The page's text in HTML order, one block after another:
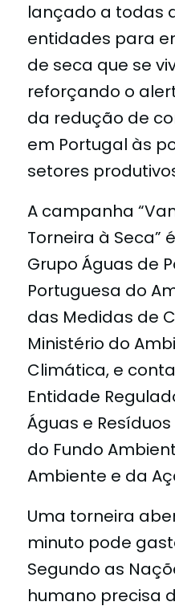
lançado a todas
entidades para
de seca que se
reforçando o
da redução de
em Portugal às
setores
A campanha
Torneira à Seca”
Grupo Águas de
Portuguesa do
das Medidas de
Ministério do
Climática, e
Entidade
Águas e
do Fundo
Ambiente e da
Uma torneira
minuto pode
Segundo as
humano precisa